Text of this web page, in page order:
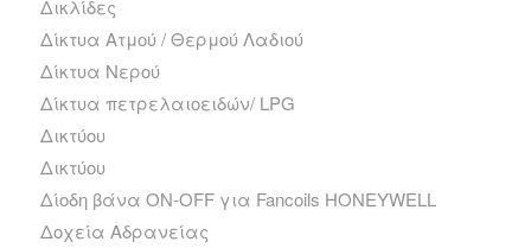
Δικλίδες
Δίκτυα Ατμού / Θερμού Λαδιού
Δίκτυα Νερού
Δίκτυα πετρελαιοειδών/ LPG
Δικτύου
Δικτύου
Δίοδη βάνα ΟΝ-ΟFF για Fancoils HONEYWELL
Δοχεία Αδρανείας